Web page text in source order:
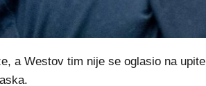
a Westov tim nije se oglasio na upite